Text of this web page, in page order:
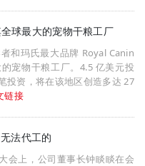
球最大的宠物干粮工厂
和玛氏最大品牌 Royal Canin
宠物干粮工厂。4.5 亿美元投
投资，将在该地区创造多达 27
链接
法代工的
会上，公司董事长钟睒睒在会